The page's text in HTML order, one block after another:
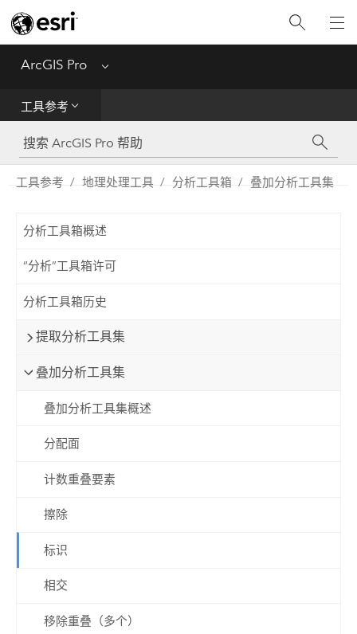
ArcGIS Pro Menu
工具参考
工具参考
Python
工具参考 地理处理工具 分析工具箱 叠加分析工具集
分析工具箱概述
“分析”工具箱许可
分析工具箱历史
提取分析工具集
叠加分析工具集
叠加分析工具集概述
分配面
计数重叠要素
擦除
标识
相交
移除重叠（多个）